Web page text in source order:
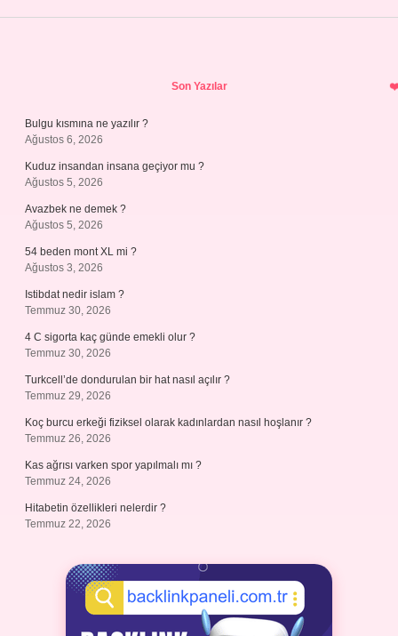
Son Yazılar
Bulgu kısmına ne yazılır ?
Ağustos 6, 2026
Kuduz insandan insana geçiyor mu ?
Ağustos 5, 2026
Avazbek ne demek ?
Ağustos 5, 2026
54 beden mont XL mi ?
Ağustos 3, 2026
Istibdat nedir islam ?
Temmuz 30, 2026
4 C sigorta kaç günde emekli olur ?
Temmuz 30, 2026
Turkcell’de dondurulan bir hat nasıl açılır ?
Temmuz 29, 2026
Koç burcu erkeği fiziksel olarak kadınlardan nasıl hoşlanır ?
Temmuz 26, 2026
Kas ağrısı varken spor yapılmalı mı ?
Temmuz 24, 2026
Hitabetin özellikleri nelerdir ?
Temmuz 22, 2026